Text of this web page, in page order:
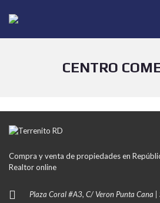
CENTRO
Compra y venta de propiedades en
Realtor online
Plaza Coral #A3, C/ Veron Punta Cana |